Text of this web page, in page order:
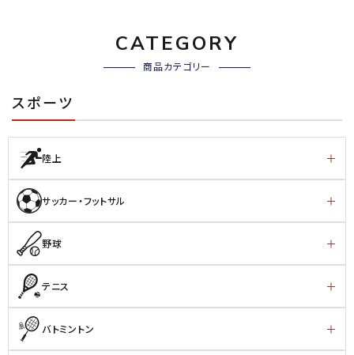
CATEGORY
商品カテゴリー
スポーツ
陸上
サッカー・フットサル
野球
テニス
バトミントン